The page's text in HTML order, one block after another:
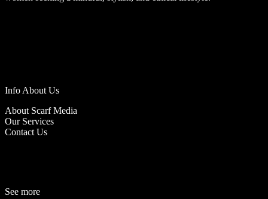
Info About Us
About Scarf Media
Our Services
Contact Us
See more